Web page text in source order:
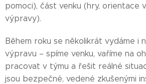
pomoci), část venku (hry, orientace
výpravy).
Během roku se několikrát vydáme i
výpravu – spíme venku, vaříme na
pracovat v týmu a řešit reálné
jsou bezpečné, vedené zkušenými